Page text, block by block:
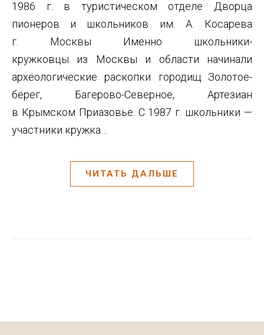
1986 г. в туристическом отделе Дворца
пионеров и школьников им. А. Косарева
г. Москвы Именно школьники-
кружковцы из Москвы и области начинали
археологические раскопки городищ Золотое-
берег, Багерово-Северное, Артезиан
в Крымском Приазовье. С 1987 г. школьники —
участники кружка…
ЧИТАТЬ ДАЛЬШЕ